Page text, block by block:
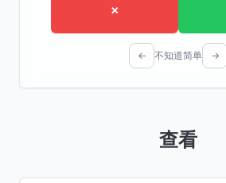
×
← 不知道简单 →
查看